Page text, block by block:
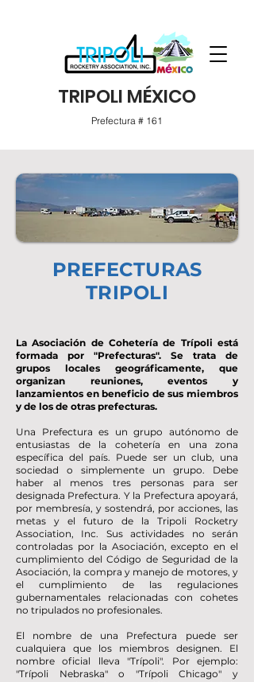
TRIPOLI MÉXICO
Prefectura # 161
PREFECTURAS
TRIPOLI
La Asociación de Cohetería de Trípoli está
formada por "Prefecturas". Se trata de
grupos locales geográficamente, que
organizan reuniones, eventos y
lanzamientos en beneficio de sus miembros
y de los de otras prefecturas.
Una Prefectura es un grupo autónomo de
entusiastas de la cohetería en una zona
específica del país. Puede ser un club, una
sociedad o simplemente un grupo. Debe
haber al menos tres personas para ser
designada Prefectura. Y la Prefectura apoyará,
por membresía, y sostendrá, por acciones, las
metas y el futuro de la Tripoli Rocketry
Association, Inc. Sus actividades no serán
controladas por la Asociación, excepto en el
cumplimiento del Código de Seguridad de la
Asociación, la compra y manejo de motores, y
el cumplimiento de las regulaciones
gubernamentales relacionadas con cohetes
no tripulados no profesionales.
El nombre de una Prefectura puede ser
cualquiera que los miembros designen. El
nombre oficial lleva "Trípoli". Por ejemplo:
"Trípoli Nebraska" o "Trípoli Chicago" y